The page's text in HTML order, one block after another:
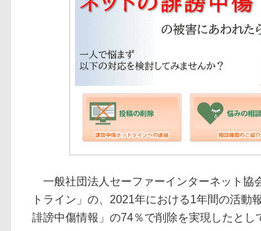
一般社団法人セーファーインターネット協
トライン」の、2021年における1年間の活動
誹謗中傷情報」の74％で削除を実現したとし